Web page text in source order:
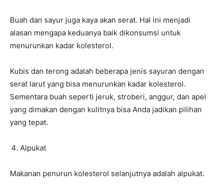
Buah dan sayur juga kaya akan serat. Hal ini menjadi
alasan mengapa keduanya baik dikonsumsi untuk
menurunkan kadar kolesterol.
Kubis dan terong adalah beberapa jenis sayuran dengan
serat larut yang bisa menurunkan kadar kolesterol.
Sementara buah seperti jeruk, stroberi, anggur, dan apel
yang dimakan dengan kulitnya bisa Anda jadikan pilihan
yang tepat.
Alpukat
Makanan penurun kolesterol selanjutnya adalah alpukat.